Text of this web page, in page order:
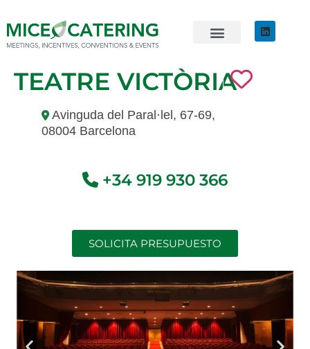
TEATRE VICTÒRIA
Avinguda del Paral·lel, 67-69,
08004 Barcelona
+34 919 930 366
SOLICITA PRESUPUESTO